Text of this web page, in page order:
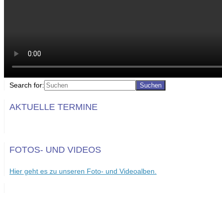
Search for:
AKTUELLE TERMINE
FOTOS- UND VIDEOS
Hier geht es zu unseren Foto- und Videoalben.